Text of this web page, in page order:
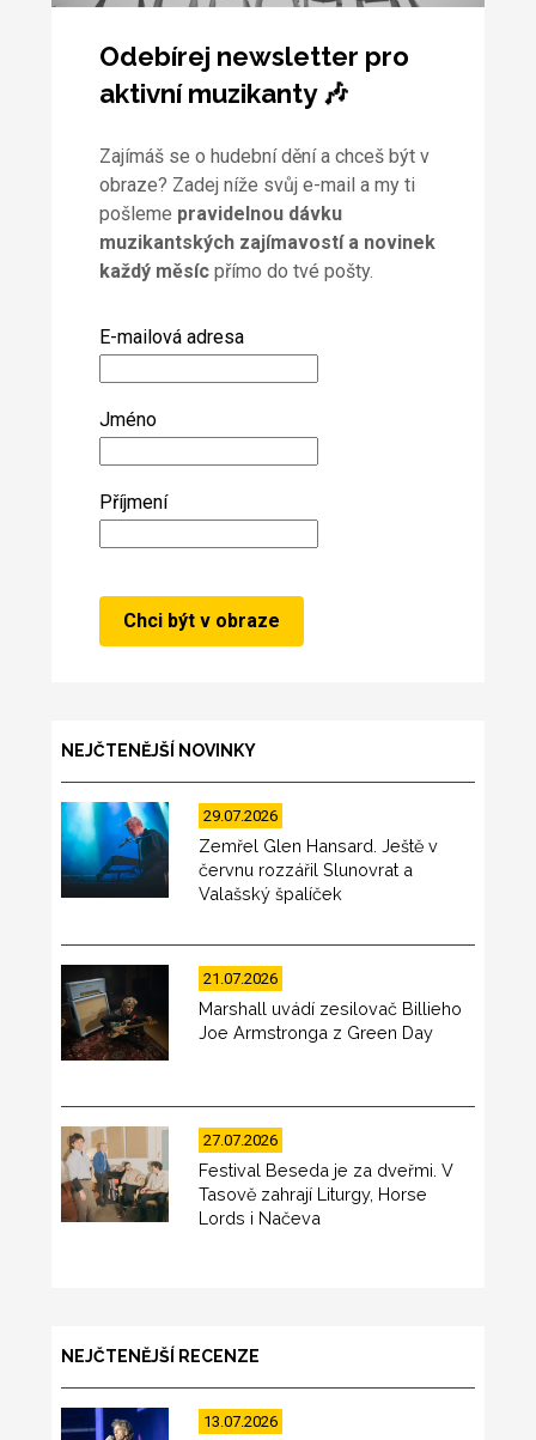
Odebírej newsletter pro
aktivní muzikanty 🎶
Zajímáš se o hudební dění a chceš být v
obraze? Zadej níže svůj e-mail a my ti
pošleme pravidelnou dávku
muzikantských zajímavostí a novinek
každý měsícpřímo do tvé pošty.
E-mailová adresa
Jméno
Příjmení
NEJČTENĚJŠÍ NOVINKY
29.07.2026
Zemřel Glen Hansard. Ještě v
červnu rozzářil Slunovrat a
Valašský špalíček
21.07.2026
Marshall uvádí zesilovač Billieho
Joe Armstronga z Green Day
27.07.2026
Festival Beseda je za dveřmi. V
Tasově zahrají Liturgy, Horse
Lords i Načeva
NEJČTENĚJŠÍ RECENZE
13.07.2026